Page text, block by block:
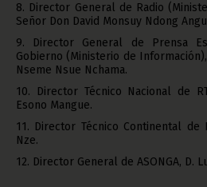
8. Director General de Radio
Señor Don David Monsuy Ndong
9. Director General de Prensa
Gobierno (Ministerio de
Nseme Nsue Nchama.
10. Director Técnico Nacional de
Esono Mangue.
11. Director Técnico Continental de
Nze.
12. Director General de ASONGA, D.